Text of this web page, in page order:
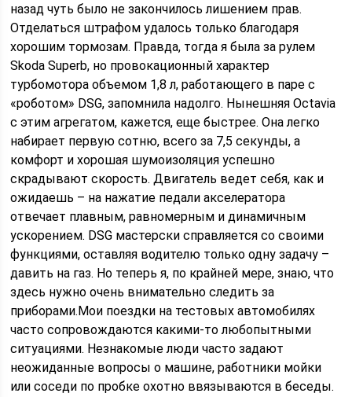
назад чуть было не закончилось лишением прав.
Отделаться штрафом удалось только благодаря
хорошим тормозам. Правда, тогда я была за рулем
Skoda Superb, но провокационный характер
турбомотора объемом 1,8 л, работающего в паре с
«роботом» DSG, запомнила надолго. Нынешняя Octavia
с этим агрегатом, кажется, еще быстрее. Она легко
набирает первую сотню, всего за 7,5 секунды, а
комфорт и хорошая шумоизоляция успешно
скрадывают скорость. Двигатель ведет себя, как и
ожидаешь – на нажатие педали акселератора
отвечает плавным, равномерным и динамичным
ускорением. DSG мастерски справляется со своими
функциями, оставляя водителю только одну задачу –
давить на газ. Но теперь я, по крайней мере, знаю, что
здесь нужно очень внимательно следить за
приборами.Мои поездки на тестовых автомобилях
часто сопровождаются какими-то любопытными
ситуациями. Незнакомые люди часто задают
неожиданные вопросы о машине, работники мойки
или соседи по пробке охотно ввязываются в беседы.